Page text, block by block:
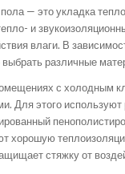
— это укладка
и
влаги. В
различные
с холодным
Для этого
хорошую
стяжку от